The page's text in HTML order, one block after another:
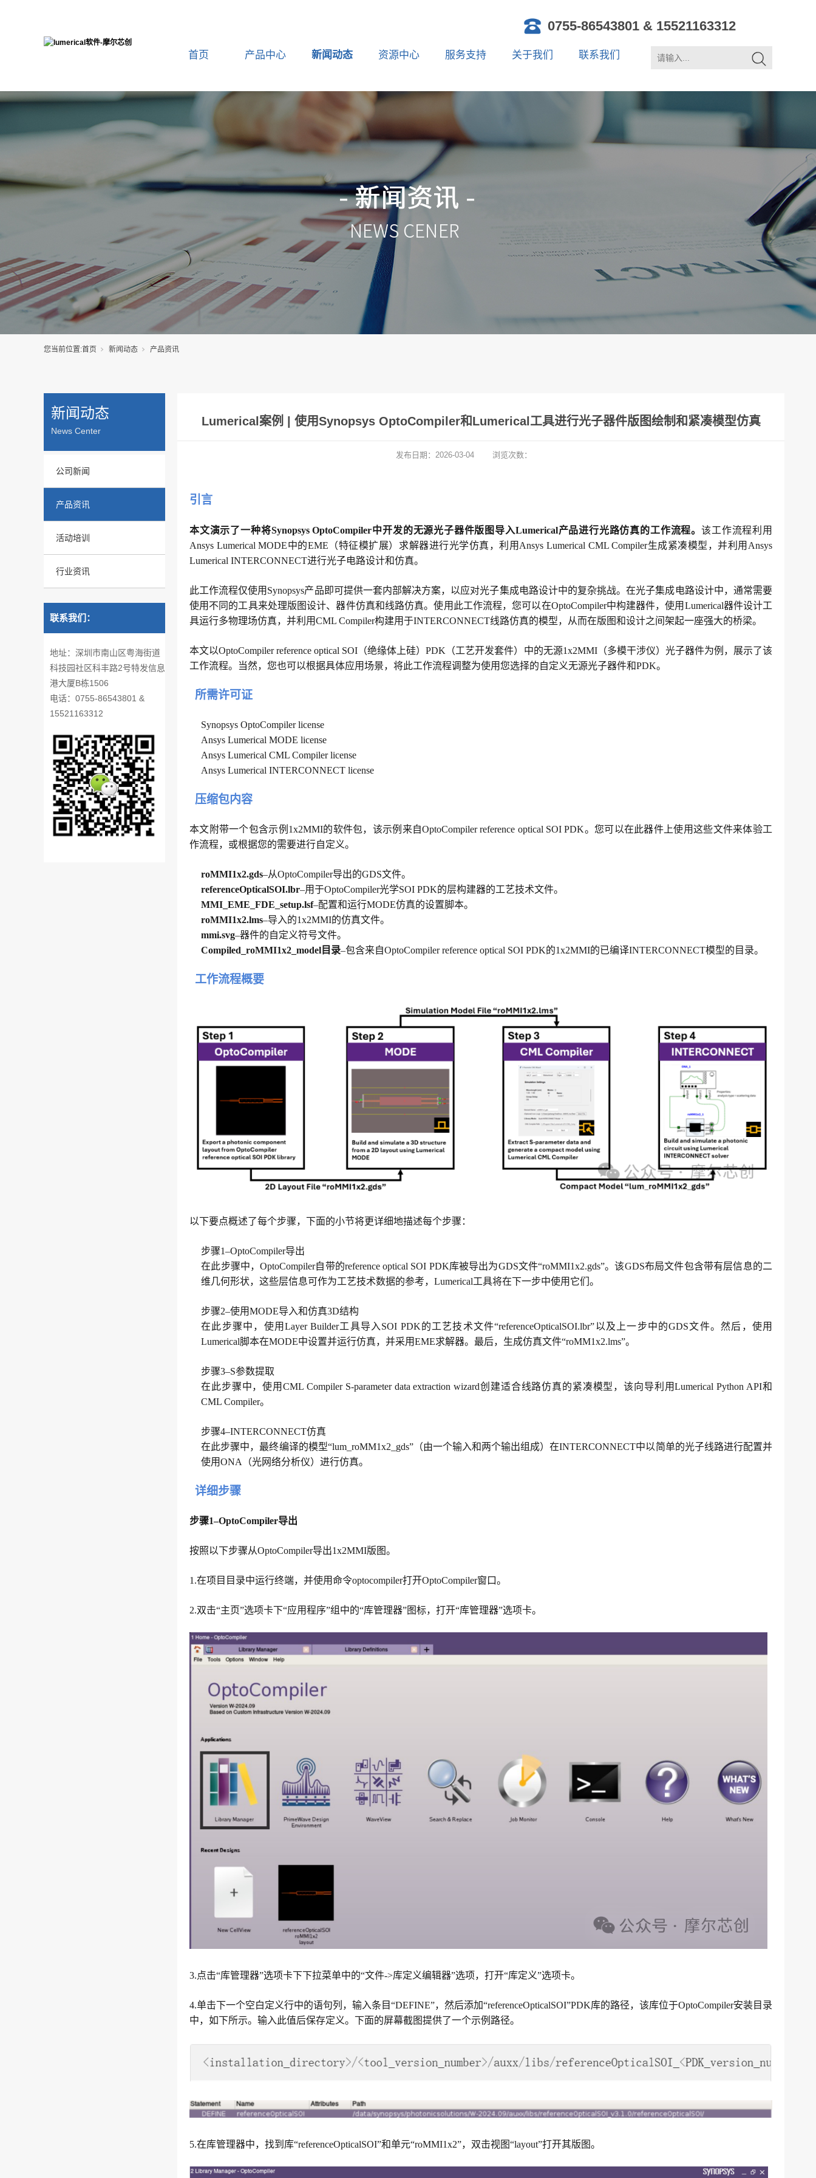
0755-86543801 & 15521163312
首页 产品中心 新闻动态 资源中心 服务支持 关于我们 联系我们
您当前位置:首页 新闻动态 产品资讯
新闻动态
News Center
公司新闻
产品资讯
活动培训
行业资讯
联系我们：
地址：深圳市南山区粤海街道
科技园社区科丰路2号特发信息
港大厦B栋1506
电话：0755-86543801 &
15521163312
Lumerical案例 | 使用Synopsys OptoCompiler和Lumerical工具进行光子器件版图绘制和紧凑模型仿真
发布日期： 2026-03-04 浏览次数：
引言
本文演示了一种将Synopsys OptoCompiler中开发的无源光子器件版图导入Lumerical产品进行光路仿真的工作流程。该工作流程利用
Ansys Lumerical MODE中的EME（特征模扩展）求解器进行光学仿真，利用Ansys Lumerical CML Compiler生成紧凑模型，并利用Ansys
Lumerical INTERCONNECT进行光子电路设计和仿真。
此工作流程仅使用Synopsys产品即可提供一套内部解决方案，以应对光子集成电路设计中的复杂挑战。在光子集成电路设计中，通常需要
使用不同的工具来处理版图设计、器件仿真和线路仿真。使用此工作流程，您可以在OptoCompiler中构建器件，使用Lumerical器件设计工
具运行多物理场仿真，并利用CML Compiler构建用于INTERCONNECT线路仿真的模型，从而在版图和设计之间架起一座强大的桥梁。
本文以OptoCompiler reference optical SOI（绝缘体上硅）PDK（工艺开发套件）中的无源1x2MMI（多模干涉仪）光子器件为例，展示了该
工作流程。当然，您也可以根据具体应用场景，将此工作流程调整为使用您选择的自定义无源光子器件和PDK。
所需许可证
Synopsys OptoCompiler license
Ansys Lumerical MODE license
Ansys Lumerical CML Compiler license
Ansys Lumerical INTERCONNECT license
压缩包内容
本文附带一个包含示例1x2MMI的软件包，该示例来自OptoCompiler reference optical SOI PDK。您可以在此器件上使用这些文件来体验工
作流程，或根据您的需要进行自定义。
roMMI1x2.gds–从OptoCompiler导出的GDS文件。
referenceOpticalSOI.lbr–用于OptoCompiler光学SOI PDK的层构建器的工艺技术文件。
MMI_EME_FDE_setup.lsf–配置和运行MODE仿真的设置脚本。
roMMI1x2.lms–导入的1x2MMI的仿真文件。
mmi.svg–器件的自定义符号文件。
Compiled_roMMI1x2_model 目录–包含来自OptoCompiler reference optical SOI PDK的1x2MMI的已编译INTERCONNECT模型的目录。
工作流程概要
以下要点概述了每个步骤，下面的小节将更详细地描述每个步骤：
步骤1–OptoCompiler导出
在此步骤中，OptoCompiler自带的reference optical SOI PDK库被导出为GDS文件“roMMI1x2.gds”。该GDS布局文件包含带有层信息的二
维几何形状，这些层信息可作为工艺技术数据的参考，Lumerical工具将在下一步中使用它们。
步骤2–使用MODE导入和仿真3D结构
在此步骤中，使用Layer Builder工具导入SOI PDK的工艺技术文件“referenceOpticalSOI.lbr”以及上一步中的GDS文件。然后，使用
Lumerical脚本在MODE中设置并运行仿真，并采用EME求解器。最后，生成仿真文件“roMM1x2.lms”。
步骤3–S参数提取
在此步骤中，使用CML Compiler S-parameter data extraction wizard创建适合线路仿真的紧凑模型，该向导利用Lumerical Python API和
CML Compiler。
步骤4–INTERCONNECT仿真
在此步骤中，最终编译的模型“lum_roMM1x2_gds”（由一个输入和两个输出组成）在INTERCONNECT中以简单的光子线路进行配置并
使用ONA（光网络分析仪）进行仿真。
详细步骤
步骤1–OptoCompiler导出
按照以下步骤从OptoCompiler导出1x2MMI版图。
1.在项目目录中运行终端，并使用命令optocompiler打开OptoCompiler窗口。
2.双击“主页”选项卡下“应用程序”组中的“库管理器”图标，打开“库管理器”选项卡。
3.点击“库管理器”选项卡下下拉菜单中的“文件->库定义编辑器”选项，打开“库定义”选项卡。
4.单击下一个空白定义行中的语句列，输入条目“DEFINE”，然后添加“referenceOpticalSOI”PDK库的路径，该库位于OptoCompiler安装目录
中，如下所示。输入此值后保存定义。下面的屏幕截图提供了一个示例路径。
5.在库管理器中，找到库“referenceOpticalSOI”和单元“roMMI1x2”，双击视图“layout”打开其版图。